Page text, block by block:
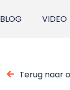
BLOG VIDEO
Terug naar